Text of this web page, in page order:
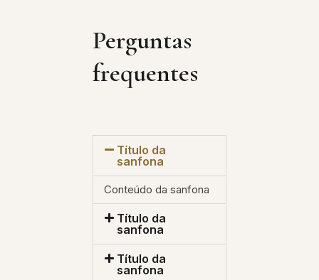
Perguntas
frequentes
Título da
sanfona
Conteúdo da sanfona
Título da
sanfona
Título da
sanfona